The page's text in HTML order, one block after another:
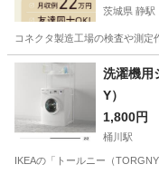
茨城県 静駅
コネクタ製造工場の検査や測
茨城 常陸大宮市 静駅
洗濯機
Y）
1,800円
桶川駅
IKEAの「トールニー（